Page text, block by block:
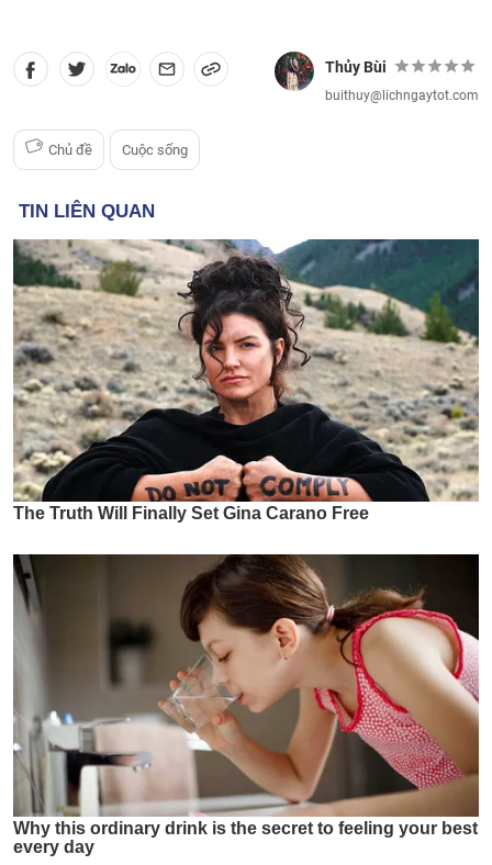
Thủy Bùi
buithuy@lichngaytot.com
Chủ đề Cuộc sống